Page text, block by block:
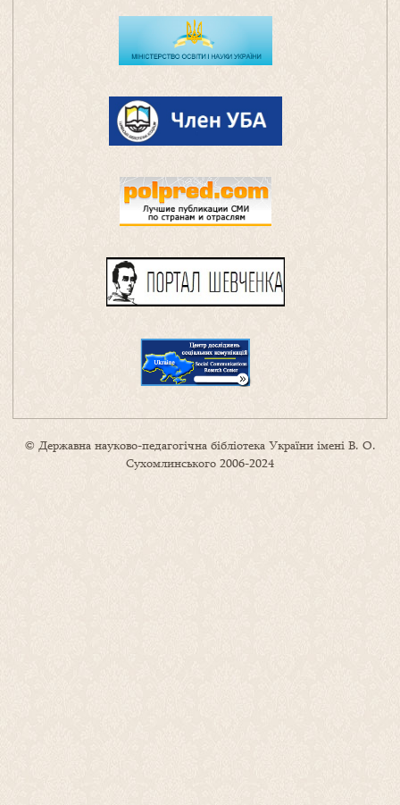
© Державна науково-педагогічна бібліотека України імені В. О.
Сухомлинського 2006-2024